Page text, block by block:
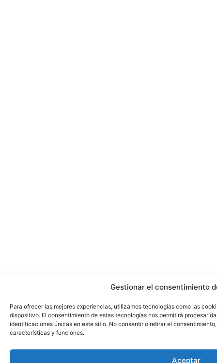
Gestionar el consentimiento
Para ofrecer las mejores experiencias, utilizamos tecnologías como las
dispositivo. El consentimiento de estas tecnologías nos permitirá procesar
identificaciones únicas en este sitio. No consentir o retirar el
características y funciones.
Aceptar